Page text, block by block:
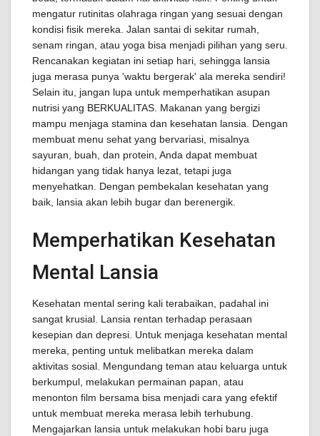
mengatur rutinitas olahraga ringan yang sesuai dengan
kondisi fisik mereka. Jalan santai di sekitar rumah,
senam ringan, atau yoga bisa menjadi pilihan yang seru.
Rencanakan kegiatan ini setiap hari, sehingga lansia
juga merasa punya 'waktu bergerak' ala mereka sendiri!
Selain itu, jangan lupa untuk memperhatikan asupan
nutrisi yang BERKUALITAS. Makanan yang bergizi
mampu menjaga stamina dan kesehatan lansia. Dengan
membuat menu sehat yang bervariasi, misalnya
sayuran, buah, dan protein, Anda dapat membuat
hidangan yang tidak hanya lezat, tetapi juga
menyehatkan. Dengan pembekalan kesehatan yang
baik, lansia akan lebih bugar dan berenergik.
Memperhatikan Kesehatan
Mental Lansia
Kesehatan mental sering kali terabaikan, padahal ini
sangat krusial. Lansia rentan terhadap perasaan
kesepian dan depresi. Untuk menjaga kesehatan mental
mereka, penting untuk melibatkan mereka dalam
aktivitas sosial. Mengundang teman atau keluarga untuk
berkumpul, melakukan permainan papan, atau
menonton film bersama bisa menjadi cara yang efektif
untuk membuat mereka merasa lebih terhubung.
Mengajarkan lansia untuk melakukan hobi baru juga